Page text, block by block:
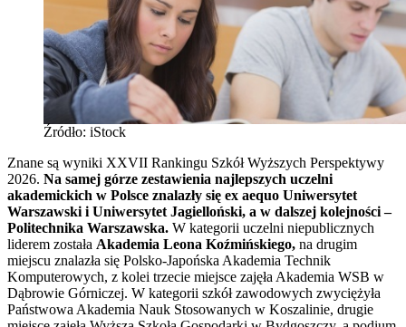
Źródło: iStock
Znane są wyniki XXVII Rankingu Szkół Wyższych Perspektywy
2026. Na samej górze zestawienia najlepszych uczelni
akademickich w Polsce znalazły się ex aequo Uniwersytet
Warszawski i Uniwersytet Jagielloński, a w dalszej kolejności –
Politechnika Warszawska. W kategorii uczelni niepublicznych
liderem została Akademia Leona Koźmińskiego, na drugim
miejscu znalazła się Polsko-Japońska Akademia Technik
Komputerowych, z kolei trzecie miejsce zajęła Akademia WSB w
Dąbrowie Górniczej. W kategorii szkół zawodowych zwyciężyła
Państwowa Akademia Nauk Stosowanych w Koszalinie, drugie